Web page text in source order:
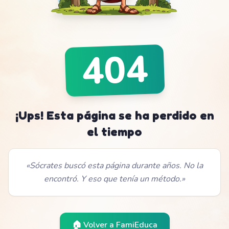
404
¡Ups! Esta página se ha perdido en
el tiempo
«Sócrates buscó esta página durante años. No la
encontró. Y eso que tenía un método.»
🏠 Volver a FamiEduca